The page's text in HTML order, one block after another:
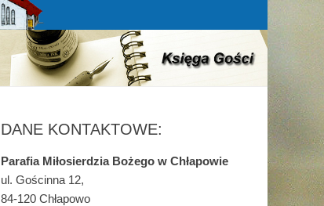
DANE KONTAKTOWE:
Parafia Miłosierdzia Bożego w Chłapowie
ul. Gościnna 12,
84-120 Chłapowo